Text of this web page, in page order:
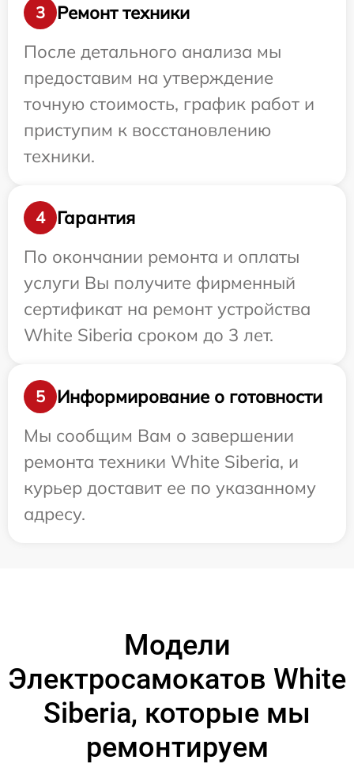
3
Ремонт техники
После детального анализа мы
предоставим на утверждение
точную стоимость, график работ и
приступим к восстановлению
техники.
4
Гарантия
По окончании ремонта и оплаты
услуги Вы получите фирменный
сертификат на ремонт устройства
White Siberia сроком до 3 лет.
5
Информирование о готовности
Мы сообщим Вам о завершении
ремонта техники White Siberia, и
курьер доставит ее по указанному
адресу.
Модели
Электросамокатов White
Siberia, которые мы
ремонтируем